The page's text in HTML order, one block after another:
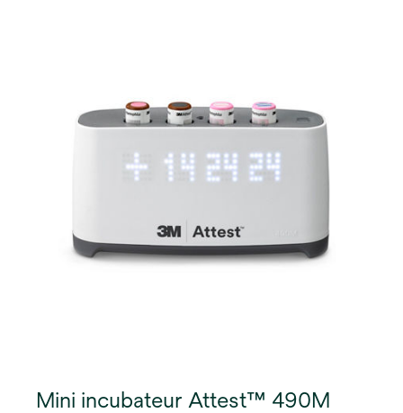
Mini incubateur Attest™ 490M